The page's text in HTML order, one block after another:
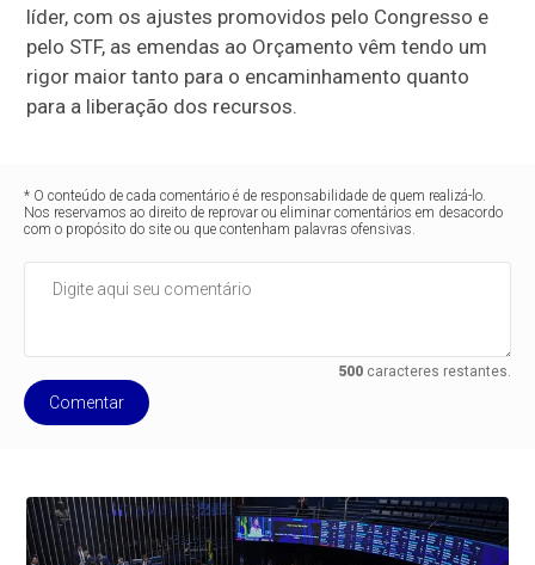
líder, com os ajustes promovidos pelo Congresso e
pelo STF, as emendas ao Orçamento vêm tendo um
rigor maior tanto para o encaminhamento quanto
para a liberação dos recursos.
* O conteúdo de cada comentário é de responsabilidade de quem realizá-lo.
Nos reservamos ao direito de reprovar ou eliminar comentários em desacordo
com o propósito do site ou que contenham palavras ofensivas.
500caracteres restantes.
Comentar